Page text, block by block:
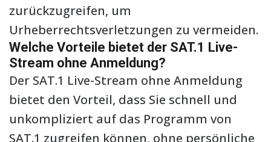
zurückzugreifen, um
Urheberrechtsverletzungen zu vermeiden.
Welche Vorteile bietet der SAT.1 Live-
Stream ohne Anmeldung?
Der SAT.1 Live-Stream ohne Anmeldung
bietet den Vorteil, dass Sie schnell und
unkompliziert auf das Programm von
SAT.1 zugreifen können, ohne persönliche